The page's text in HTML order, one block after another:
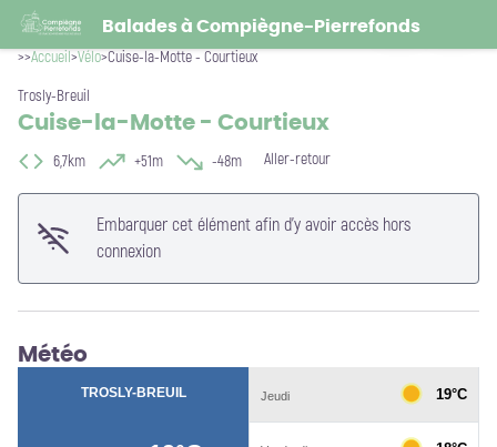
Balades à Compiègne-Pierrefonds
Alison ColombelVoir l'image en plein écran
>>Accueil>Vélo>Cuise-la-Motte - Courtieux
Trosly-Breuil
Cuise-la-Motte - Courtieux
6,7km +51m -48m Aller-retour
Embarquer cet élément afin d'y avoir accès hors
connexion
Météo